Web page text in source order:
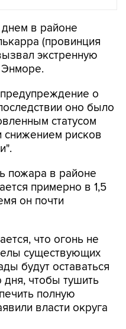
в районе
(провинция
экстренную
о
оно было
статусом
снижением рисков
пожара в районе
примерно в 1,5
он почти
что огонь не
существующих
будут оставаться
дня, чтобы тушить
полную
власти округа